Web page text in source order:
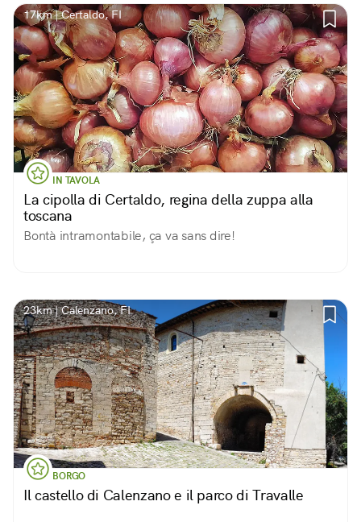
17km | Certaldo, FI
IN TAVOLA
La cipolla di Certaldo, regina della zuppa alla
toscana
Bontà intramontabile, ça va sans dire!
23km | Calenzano, FI
BORGO
Il castello di Calenzano e il parco di Travalle